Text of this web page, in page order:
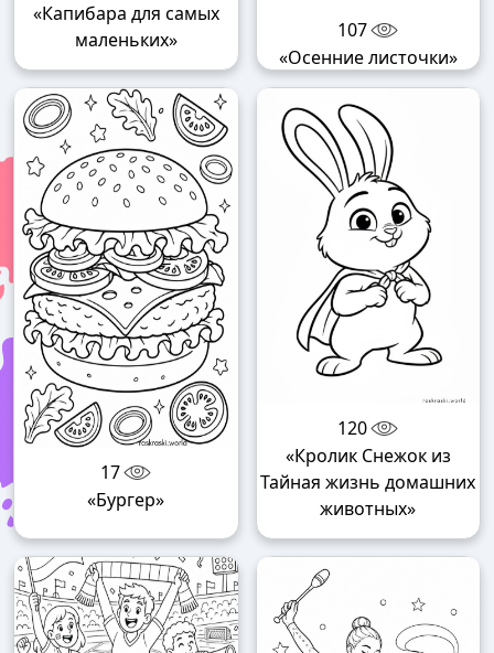
«Капибара для самых
маленьких»
107
«Осенние листочки»
17
«Бургер»
120
«Кролик Снежок из
Тайная жизнь домашних
животных»